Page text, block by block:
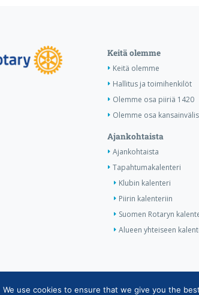
Keitä olemme
Keitä olemme
Hallitus ja toimihenkilöt
Olemme osa piiriä 1420
Olemme osa
Ajankohtaista
Ajankohtaista
Tapahtumakalenteri
Klubin kalenteri
Piirin kalenteriin
Suomen Rotaryn
Alueen yhteiseen
Copyright © Suomen Rotarypalvelu ry 2026 |
We use cookies to ensure that we give you the